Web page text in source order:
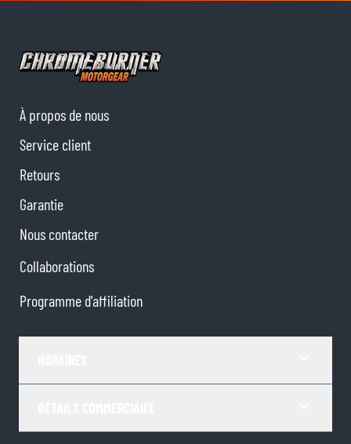
À propos de nous
Service client
Retours
Garantie
Nous contacter
Collaborations
Programme d'affiliation